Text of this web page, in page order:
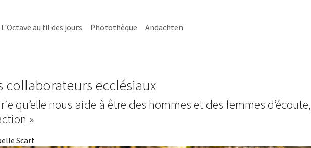
L'Octave au fil des jours Photothèque Andachten
collaborateurs ecclésiaux
qu’elle nous aide à être des hommes et des femmes d’écoute,
»
Scart